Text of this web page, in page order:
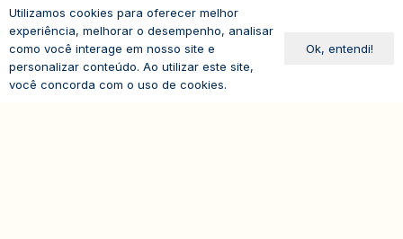
eventos@iasp.org.br
11 94047-5796
Utilizamos cookies para oferecer melhor
experiência, melhorar o desempenho, analisar
como você interage em nosso site e
personalizar conteúdo. Ao utilizar este site,
você concorda com o uso de cookies.
Ok, entendi!